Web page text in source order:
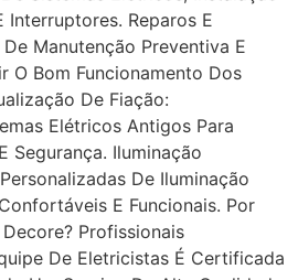
Interruptores. Reparos E
Manutenção Preventiva E
O Bom Funcionamento Dos
De Fiação:
Elétricos Antigos Para
Segurança. Iluminação
De Iluminação
E Funcionais. Por
Profissionais
De Eletricistas É Certificada